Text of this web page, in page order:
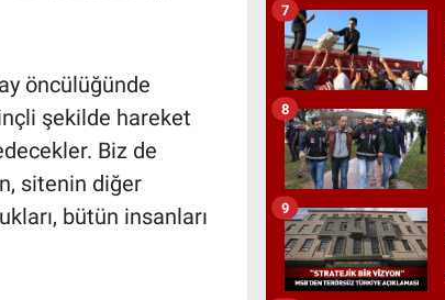
öncülüğünde
şekilde hareket
Biz de
sitenin diğer
bütün insanları
7
8
9